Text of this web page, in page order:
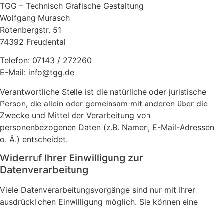
TGG – Technisch Grafische Gestaltung
Wolfgang Murasch
Rotenbergstr. 51
74392 Freudental
Telefon: 07143 / 272260
E-Mail: info@tgg.de
Verantwortliche Stelle ist die natürliche oder juristische
Person, die allein oder gemeinsam mit anderen über die
Zwecke und Mittel der Verarbeitung von
personenbezogenen Daten (z.B. Namen, E-Mail-Adressen
o. Ä.) entscheidet.
Widerruf Ihrer Einwilligung zur
Datenverarbeitung
Viele Datenverarbeitungsvorgänge sind nur mit Ihrer
ausdrücklichen Einwilligung möglich. Sie können eine